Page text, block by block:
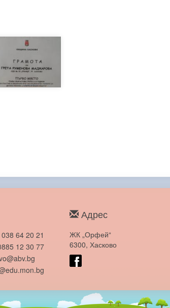
038 64 20 21
12 30 77
Адрес
ЖК „Орфей“
6300, Хасково